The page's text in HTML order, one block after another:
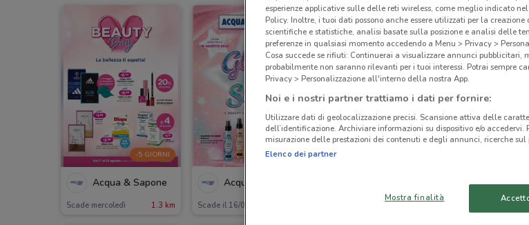
-5 GIORNI
Acqua & Sapone
Scade mercoledì 1.3 km
Acqua & Sapone
Scade il 16/08
Acqua &
esperienze applicative sulle delle reti wireless, come meglio indicato
Policy. Inoltre, i tuoi dati possono anche essere utilizzati per la
scientifiche e statistiche, analisi basate sulla posizione e analisi delle
preferenze in qualsiasi momento accedendo a Menu > Privacy >
Cosa succede se rifiuti: Continuerai a visualizzare annunci pubblicitari,
probabilmente non saranno rilevanti per i tuoi interessi. Potrai sempre
Privacy > Personalizzazione all'interno della nostra App.
Noi e i nostri partner trattiamo i dati per fornire:
Utilizzare dati di geolocalizzazione precisi. Scansione attiva delle
dell’identificazione. Archiviare informazioni su dispositivo e/o
misurazione delle prestazioni dei contenuti e degli annunci, ricerche sul
Elenco dei partner
Mostra finalità